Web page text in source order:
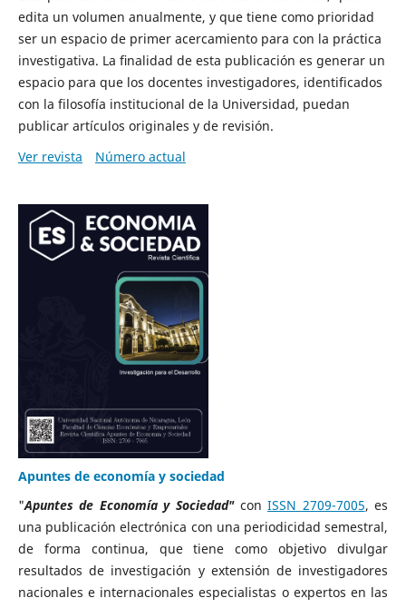
edita un volumen anualmente, y que tiene como prioridad
ser un espacio de primer acercamiento para con la práctica
investigativa. La ﬁnalidad de esta publicación es generar un
espacio para que los docentes investigadores, identificados
con la filosofía institucional de la Universidad, puedan
publicar artículos originales y de revisión.
Ver revista
Número actual
Apuntes de economía y sociedad
"Apuntes de Economía y Sociedad"conISSN 2709-7005, es
una publicación electrónica con una periodicidad semestral,
de forma continua, que tiene como objetivo divulgar
resultados de investigación y extensión de investigadores
nacionales e internacionales especialistas o expertos en las